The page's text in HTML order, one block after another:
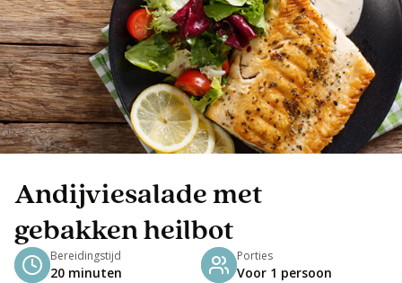
Andijviesalade met
gebakken heilbot
Bereidingstijd
20 minuten
Porties
Voor 1 persoon